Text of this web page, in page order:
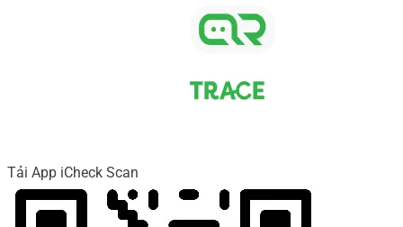
Tải App iCheck Scan